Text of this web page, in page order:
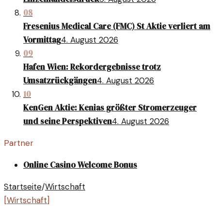
08
Fresenius Medical Care (FMC) St Aktie verliert am
Vormittag4. August 2026
09
Hafen Wien: Rekordergebnisse trotz
Umsatzrückgängen4. August 2026
10
KenGen Aktie: Kenias größter Stromerzeuger
und seine Perspektiven4. August 2026
Partner
Online Casino Welcome Bonus
Startseite/Wirtschaft
[Wirtschaft]